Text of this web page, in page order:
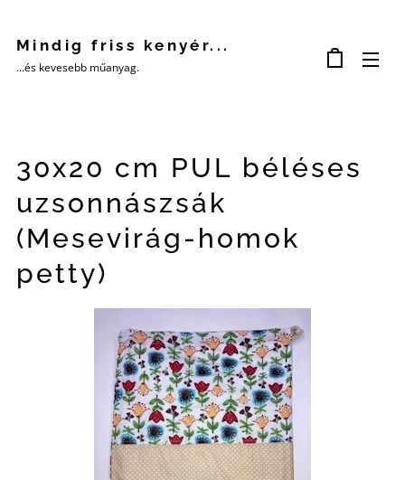
Mindig friss kenyér...
...és kevesebb műanyag.
30x20 cm PUL béléses
uzsonnászsák
(Mesevirág-homok
petty)